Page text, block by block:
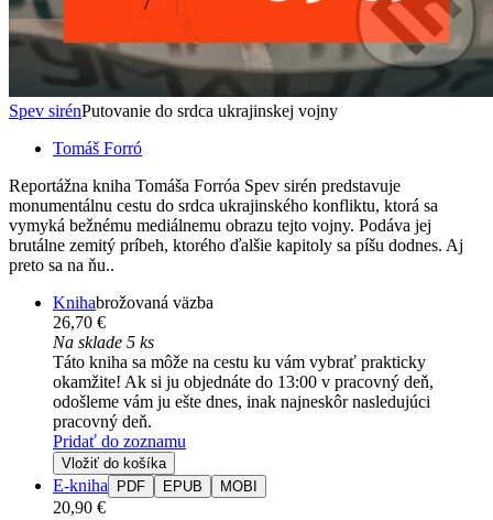
Spev sirénPutovanie do srdca ukrajinskej vojny
Tomáš Forró
Reportážna kniha Tomáša Forróa Spev sirén predstavuje
monumentálnu cestu do srdca ukrajinského konfliktu, ktorá sa
vymyká bežnému mediálnemu obrazu tejto vojny. Podáva jej
brutálne zemitý príbeh, ktorého ďalšie kapitoly sa píšu dodnes. Aj
preto sa na ňu..
Knihabrožovaná väzba
26,70 €
Na sklade 5 ks
Táto kniha sa môže na cestu ku vám vybrať prakticky
okamžite! Ak si ju objednáte do 13:00 v pracovný deň,
odošleme vám ju ešte dnes, inak najneskôr nasledujúci
pracovný deň.
Pridať do zoznamu
Vložiť do košíka
E-kniha PDF EPUB MOBI
20,90 €